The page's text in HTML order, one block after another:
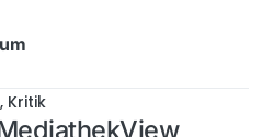
Kritik